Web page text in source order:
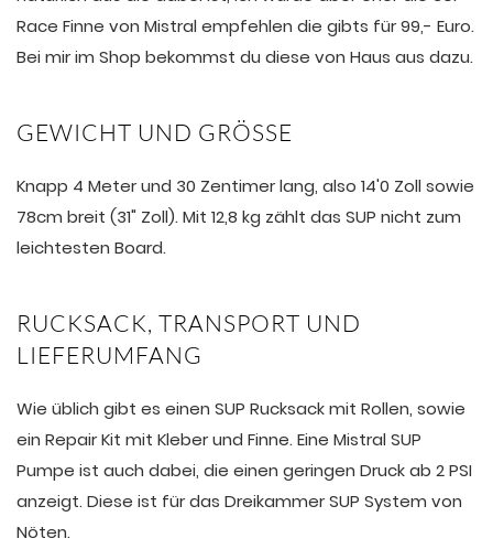
Race Finne von Mistral empfehlen die gibts für 99,- Euro.
Bei mir im Shop bekommst du diese von Haus aus dazu.
GEWICHT UND GRÖSSE
Knapp 4 Meter und 30 Zentimer lang, also 14'0 Zoll sowie
78cm breit (31" Zoll). Mit 12,8 kg zählt das SUP nicht zum
leichtesten Board.
RUCKSACK, TRANSPORT UND
LIEFERUMFANG
Wie üblich gibt es einen SUP Rucksack mit Rollen, sowie
ein Repair Kit mit Kleber und Finne. Eine Mistral SUP
Pumpe ist auch dabei, die einen geringen Druck ab 2 PSI
anzeigt. Diese ist für das Dreikammer SUP System von
Nöten.